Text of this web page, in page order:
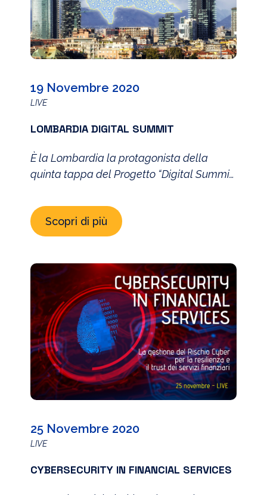
19 Novembre 2020
LIVE
LOMBARDIA DIGITAL SUMMIT
È la Lombardia la protagonista della
quinta tappa del Progetto “Digital Summit
Group. Dopo i Summit svoltisi a Genova,
Roma, Napoli e Bologna dedicati allo
stato dell’arte dello sviluppo e della
Campania ed Emilia-Romagna, si svolge
in diretta streaming da Milano il prossimo
19 novembre […]
Scopri di più
25 Novembre 2020
LIVE
CYBERSECURITY IN FINANCIAL SERVICES